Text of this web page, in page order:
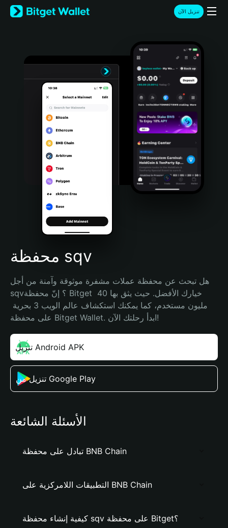
English
日本語
Türkçe
Português (Portugal)
Bahasa Indonesia
Português (Brasil)
Español (Argentina)
تنزيل الآن
محفظة sqv
هل تبحث عن محفظة عملات مشفرة موثوقة وآمنة من أجل
sqv؟ إنّ محفظة Bitget خيارك الأفضل. حيث يثق بها 40
على محفظة Bitget Wallet. ابدأ رحلتك الآن!
تنزيل Android APK
تنزيل من Google Play
الأسئلة الشائعة
تبادل على محفظة BNB Chain
التطبيقات اللامركزية على BNB Chain
كيفية إنشاء محفظة sqv على محفظة Bitget؟